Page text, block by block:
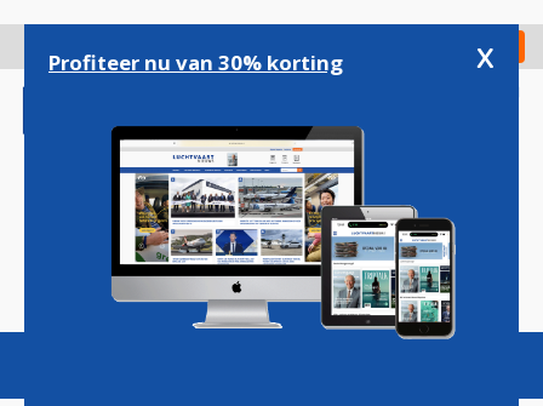
gaan
Check in
Magazine Podcasts Vacatures
Profiteer nu van 30% korting x